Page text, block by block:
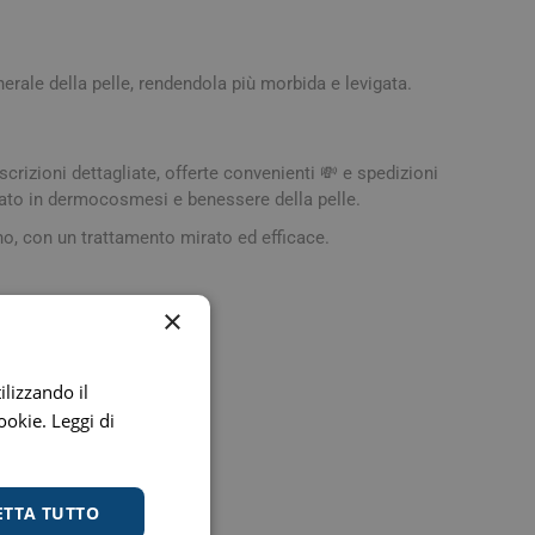
Ossa e Articolazioni
della pelle, rendendola più morbida e levigata.
dettagliate, offerte convenienti 💸 e spedizioni
in dermocosmesi e benessere della pelle.
con un trattamento mirato ed efficace.
×
il
Leggi di
TUTTO